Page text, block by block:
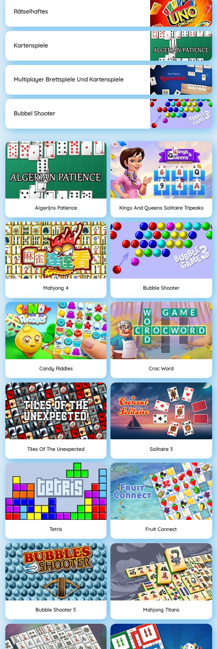
Rätselhaftes
Kartenspiele
Multiplayer Brettspiele Und Kartenspiele
Bubbel Shooter
Algerijns Patience Kings And Queens Solitaire Tripeaks
Mahjong 4 Bubble Shooter
Candy Riddles Croc Word
Tiles Of The Unexpected Solitaire 3
Tetris Fruit Connect
Bubble Shooter 5 Mahjong Titans